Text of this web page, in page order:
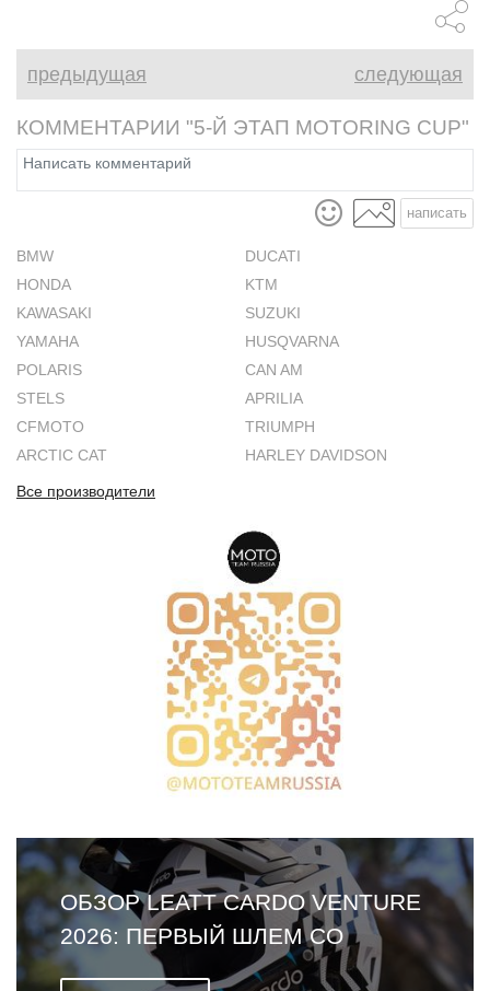
предыдущая следующая
КОММЕНТАРИИ "5-Й ЭТАП MOTORING CUP"
написать
BMW
DUCATI
HONDA
KTM
KAWASAKI
SUZUKI
YAMAHA
HUSQVARNA
POLARIS
CAN AM
STELS
APRILIA
CFMOTO
TRIUMPH
ARCTIC CAT
HARLEY DAVIDSON
Все производители
ОБЗОР LEATT CARDO VENTURE
2026: ПЕРВЫЙ ШЛЕМ СО
ВСТРОЕННОЙ ГАРНИТУРОЙ